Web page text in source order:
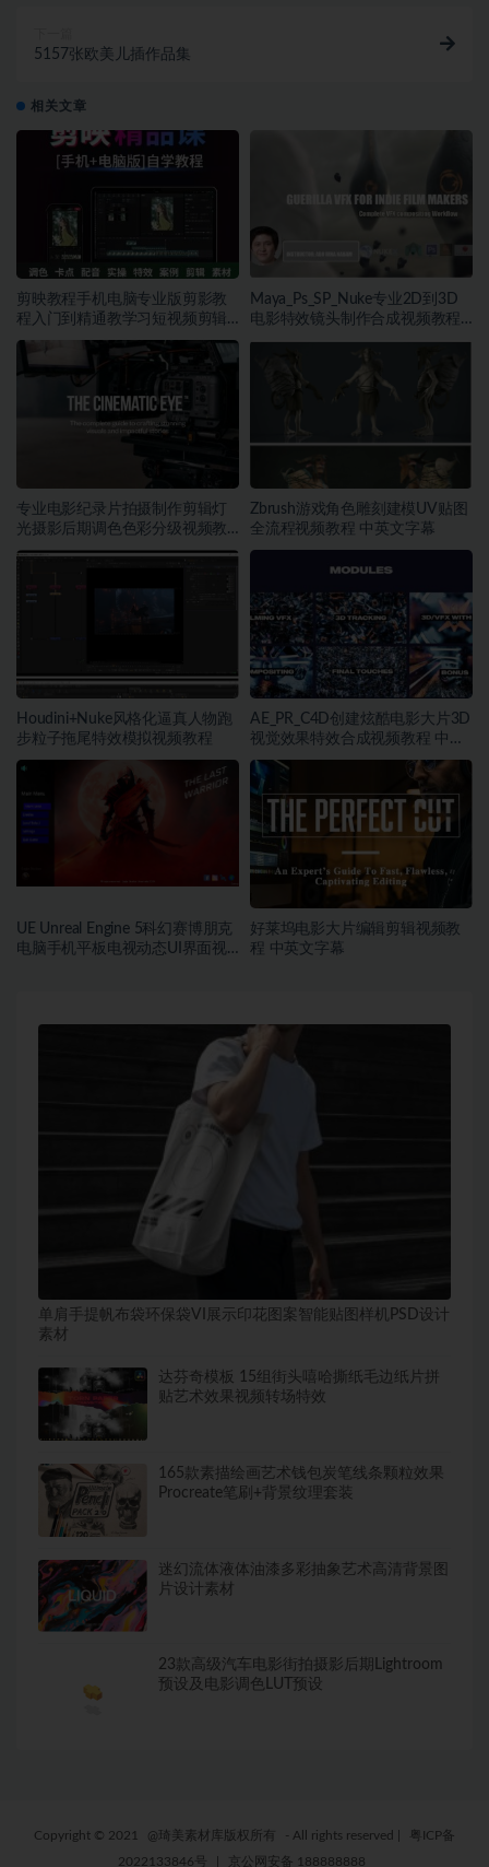
5157张欧美儿插作品集
相关文章
剪映教程手机电脑专业版剪影教
程入门到精通教学习短视频剪辑
制作剪映课程~1432期
Maya_Ps_SP_Nuke专业2D到3D
电影特效镜头制作合成视频教程
中英文字幕
专业电影纪录片拍摄制作剪辑灯
光摄影后期调色色彩分级视频教
程
Zbrush游戏角色雕刻建模UV贴图
全流程视频教程 中英文字幕
Houdini+Nuke风格化逼真人物跑
步粒子拖尾特效模拟视频教程
AE_PR_C4D创建炫酷电影大片3D
视觉效果特效合成视频教程 中英
文字幕
UE Unreal Engine 5科幻赛博朋克
电脑手机平板电视动态UI界面视
好莱坞电影大片编辑剪辑视频教
程 中英文字幕
单肩手提帆布袋环保袋VI展示印花图案智能贴图样机PSD设计
素材
达芬奇模板 15组街头嘻哈撕纸毛边纸片拼
贴艺术效果视频转场特效
165款素描绘画艺术钱包炭笔线条颗粒效果
Procreate笔刷+背景纹理套装
迷幻流体液体油漆多彩抽象艺术高清背景图
片设计素材
23款高级汽车电影街拍摄影后期Lightroom
预设及电影调色LUT预设
Copyright © 2021 @琦美素材库版权所有 - All rights reserved
粤ICP备
2022133846号
京公网安备 188888888